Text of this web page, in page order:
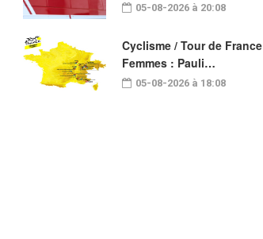
05-08-2026 à 20:08
Cyclisme / Tour de France
Femmes : Pauli…
05-08-2026 à 18:08